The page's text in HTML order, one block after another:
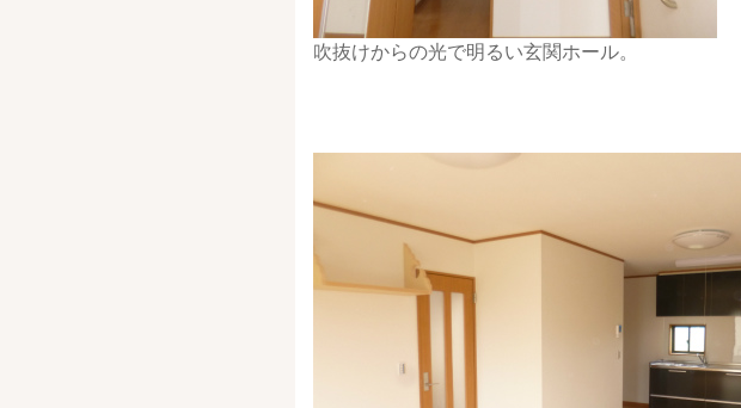
吹抜けからの光で明るい玄関ホール。